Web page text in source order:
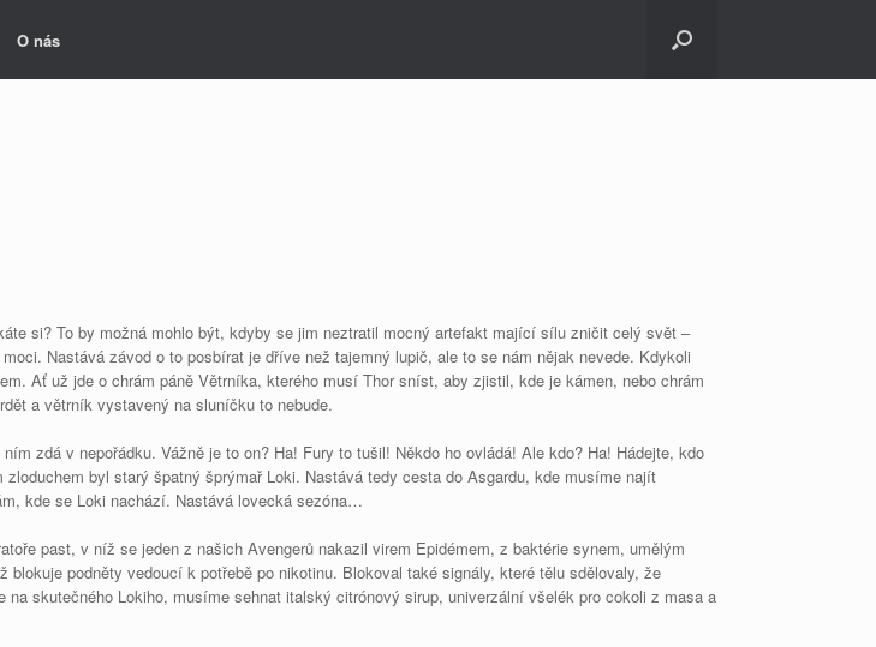
O nás
si? To by možná mohlo být, kdyby se jim neztratil mocný artefakt mající sílu zničit celý svět –
Nastává závod o to posbírat je dříve než tajemný lupič, ale to se nám nějak nevede. Kdykoli
Ať už jde o chrám páně Větrníka, kterého musí Thor sníst, aby zjistil, kde je kámen, nebo chrám
a větrník vystavený na sluníčku to nebude.
zdá v nepořádku. Vážně je to on? Ha! Fury to tušil! Někdo ho ovládá! Ale kdo? Ha! Hádejte, kdo
byl starý špatný šprýmař Loki. Nastává tedy cesta do Asgardu, kde musíme najít
kde se Loki nachází. Nastává lovecká sezóna…
past, v níž se jeden z našich Avengerů nakazil virem Epidémem, z baktérie synem, umělým
podněty vedoucí k potřebě po nikotinu. Blokoval také signály, které tělu sdělovaly, že
skutečného Lokiho, musíme sehnat italský citrónový sirup, univerzální všelék pro cokoli z masa a